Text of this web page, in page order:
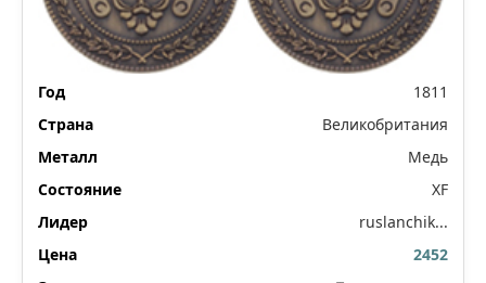
1811
Великобритания
Медь
XF
ruslanchik...
2452